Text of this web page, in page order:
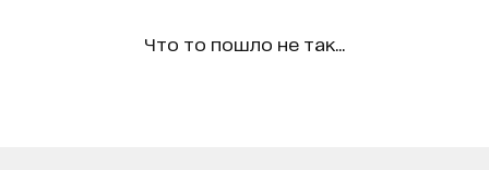
Что то пошло не так...